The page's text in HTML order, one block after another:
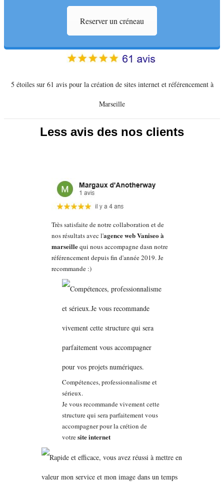
Reserver un créneau
5 étoiles sur 61 avis pour la création de sites internet et référencement à
Marseille
Less avis des nos clients
Très satisfaite de notre collaboration et de
nos résultats avec l'agence web Vaniseo à
marseillequi nous accompagne dasn notre
référencement depuis fin d'année 2019. Je
recommande :)
Compétences, professionnalisme et
sérieux.
Je vous recommande vivement cette
structure qui sera parfaitement vous
accompagner pour la crétion de
votresite internet